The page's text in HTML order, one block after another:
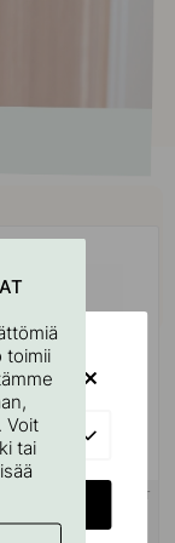
+ PITUUDET
- Mattamusta
toimii
Voit
tai